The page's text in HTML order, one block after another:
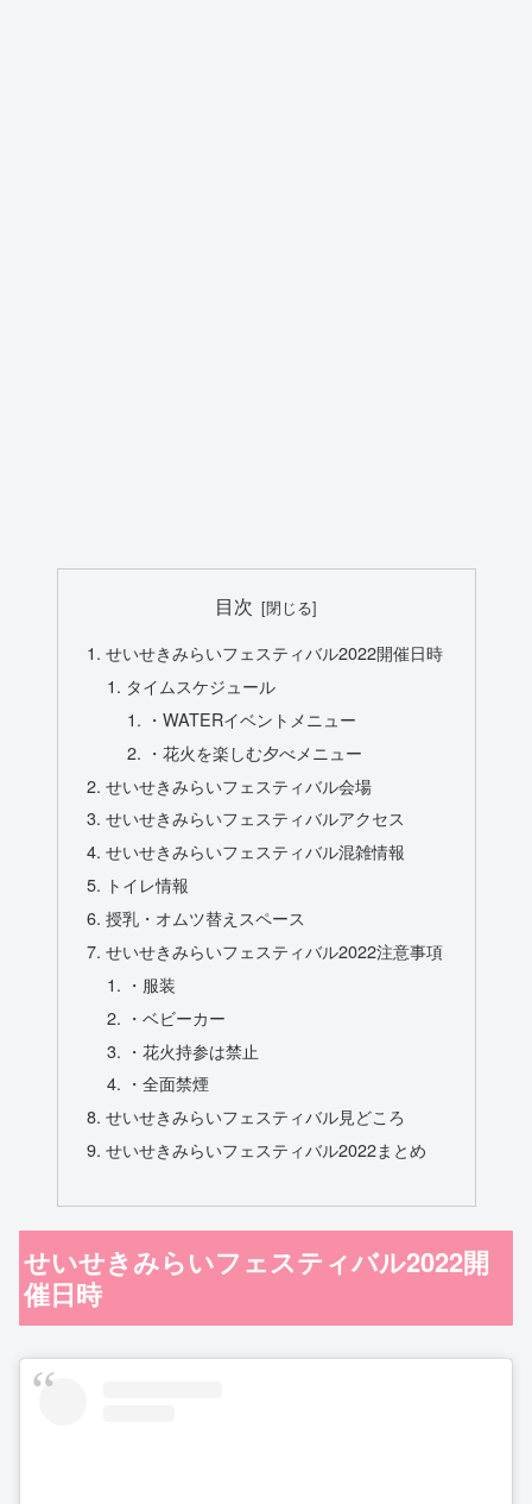
目次
せいせきみらいフェスティバル2022開催日時
タイムスケジュール
・WATERイベントメニュー
・花火を楽しむ夕べメニュー
せいせきみらいフェスティバル会場
せいせきみらいフェスティバルアクセス
せいせきみらいフェスティバル混雑情報
トイレ情報
授乳・オムツ替えスペース
せいせきみらいフェスティバル2022注意事項
・服装
・ベビーカー
・花火持参は禁止
・全面禁煙
せいせきみらいフェスティバル見どころ
せいせきみらいフェスティバル2022まとめ
せいせきみらいフェスティバル2022開
催日時